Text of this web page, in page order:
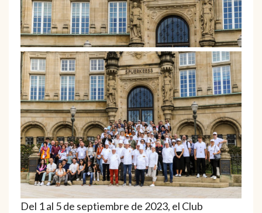
Del 1 al 5 de septiembre de 2023, el Club